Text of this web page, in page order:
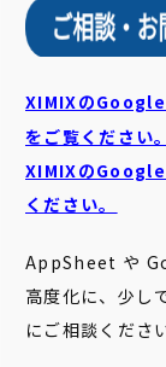
XIMIXの
をご覧ください。
XIMIXの
ください。
AppSheet や
高度化に、少し
にご相談くださ